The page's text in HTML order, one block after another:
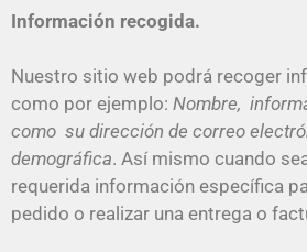
Información recogida.
Nuestro sitio web podrá recoger
como por ejemplo: Nombre,
como su dirección de correo
demográfica. Así mismo cuando
requerida información específica
pedido o realizar una entrega o